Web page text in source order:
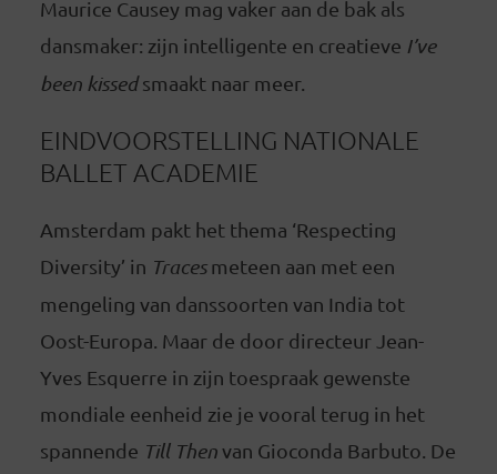
Maurice Causey mag vaker aan de bak als
dansmaker: zijn intelligente en creatieve I’ve
been kissedsmaakt naar meer.
EINDVOORSTELLING NATIONALE
BALLET ACADEMIE
Amsterdam pakt het thema ‘Respecting
Diversity’ in Tracesmeteen aan met een
mengeling van danssoorten van India tot
Oost-Europa. Maar de door directeur Jean-
Yves Esquerre in zijn toespraak gewenste
mondiale eenheid zie je vooral terug in het
spannende Till Thenvan Gioconda Barbuto. De